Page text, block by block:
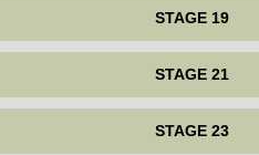
STAGE 19
STAGE 21
STAGE 23